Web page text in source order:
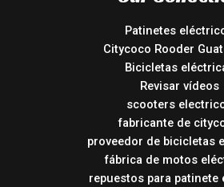
Patinetes
Citycoco Rooder
Bicicletas
Revisar vídeos
scooters
fabricante de
proveedor de bicicletas
fábrica de motos
repuestos para patinete